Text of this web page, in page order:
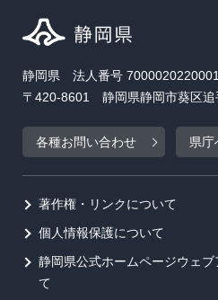
静岡県 法人番号 7000020220001
〒420-8601 静岡県静岡市葵区追
各種お問い合わせ 県庁
著作権・リンクについて
個人情報保護について
静岡県公式ホームページウェ
て